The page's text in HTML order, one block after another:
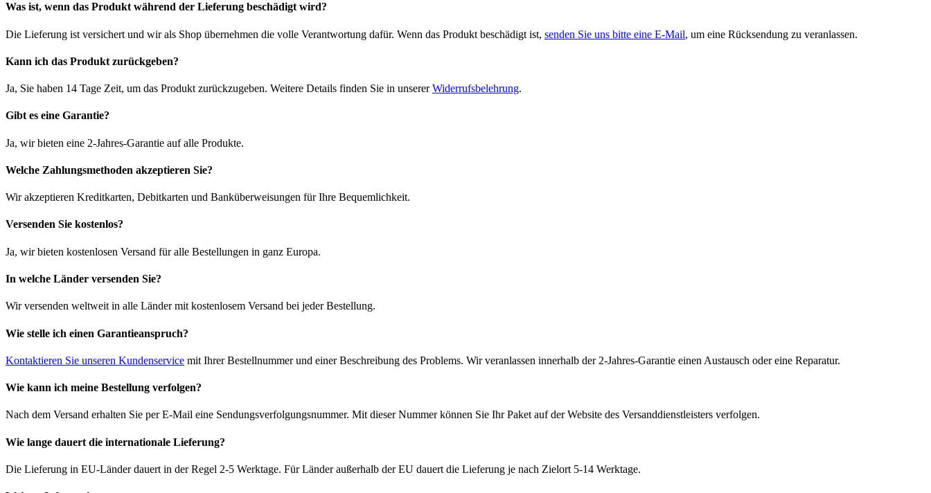
Was ist, wenn das Produkt während der Lieferung beschädigt wird?
Die Lieferung ist versichert und wir als Shop übernehmen die volle Verantwortung dafür. Wenn das Produkt beschädigt ist, senden Sie uns bitte eine E-Mail, um eine Rücksendung zu veranlassen.
Kann ich das Produkt zurückgeben?
Ja, Sie haben 14 Tage Zeit, um das Produkt zurückzugeben. Weitere Details finden Sie in unsererWiderrufsbelehrung.
Gibt es eine Garantie?
Ja, wir bieten eine 2-Jahres-Garantie auf alle Produkte.
Welche Zahlungsmethoden akzeptieren Sie?
Wir akzeptieren Kreditkarten, Debitkarten und Banküberweisungen für Ihre Bequemlichkeit.
Versenden Sie kostenlos?
Ja, wir bieten kostenlosen Versand für alle Bestellungen in ganz Europa.
In welche Länder versenden Sie?
Wir versenden weltweit in alle Länder mit kostenlosem Versand bei jeder Bestellung.
Wie stelle ich einen Garantieanspruch?
Kontaktieren Sie unseren Kundenservice mit Ihrer Bestellnummer und einer Beschreibung des Problems. Wir veranlassen innerhalb der 2-Jahres-Garantie einen Austausch oder eine Reparatur.
Wie kann ich meine Bestellung verfolgen?
Nach dem Versand erhalten Sie per E-Mail eine Sendungsverfolgungsnummer. Mit dieser Nummer können Sie Ihr Paket auf der Website des Versanddienstleisters verfolgen.
Wie lange dauert die internationale Lieferung?
Die Lieferung in EU-Länder dauert in der Regel 2-5 Werktage. Für Länder außerhalb der EU dauert die Lieferung je nach Zielort 5-14 Werktage.